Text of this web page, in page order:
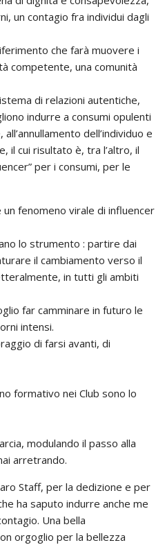
un contagio fra individui dagli
che farà muovere i
competente, una comunità
di relazioni autentiche,
indurre a consumi opulenti
dell’individuo e
il cui risultato è, tra l’altro, il
per i consumi, per le
fenomeno virale di influencer
lo strumento : partire dai
il cambiamento verso il
in tutti gli ambiti
far camminare in futuro le
intensi.
di farsi avanti, di
formativo nei Club sono lo
modulando il passo alla
arretrando.
Staff, per la dedizione e per
ha saputo indurre anche me
Una bella
orgoglio per la bellezza